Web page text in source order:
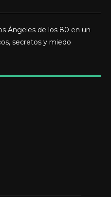
Ángeles de los 80 en un
secretos y miedo